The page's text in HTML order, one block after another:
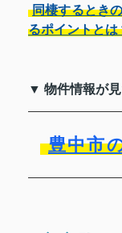
同棲するとき
るポイントとは
▼ 物件情報が
豊中市